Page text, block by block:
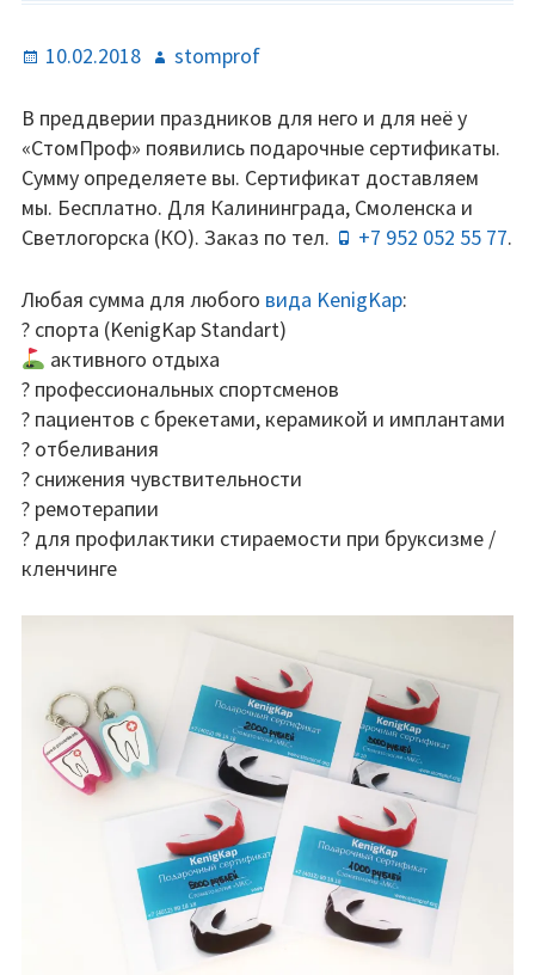
Опубликовано
10.02.2018 Автор
stomprof
В преддверии праздников для него и для неё у
«СтомПроф» появились подарочные сертификаты.
Сумму определяете вы. Сертификат доставляем
мы. Бесплатно. Для Калининграда, Смоленска и
Светлогорска (КО). Заказ по тел.
+7 952 052 55 77.
Любая сумма для любого вида KenigKap:
? спорта (KenigKap Standart)
активного отдыха
? профессиональных спортсменов
? пациентов с брекетами, керамикой и имплантами
? отбеливания
? снижения чувствительности
? ремотерапии
? для профилактики стираемости при бруксизме /
кленчинге